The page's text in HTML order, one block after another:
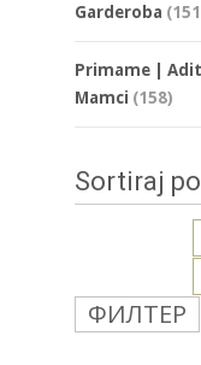
Garderoba
Primame |
Mamci (158)
Sortiraj
ФИЛТЕР